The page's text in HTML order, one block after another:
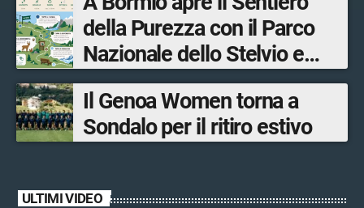
tra le province di Lecco,
Sondrio, Milano e Como
della Purezza con il Parco
Nazionale dello Stelvio e
Bormio Tourism
Il Genoa Women torna a
Sondalo per il ritiro estivo
ULTIMI VIDEO